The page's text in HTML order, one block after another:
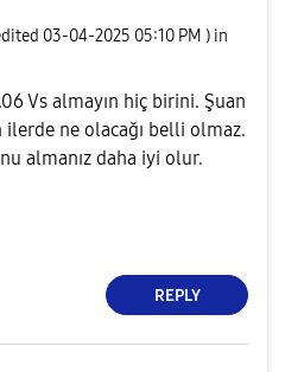
‎03-04-2025 05:10 PM ) in
Vs almayın hiç birini. Şuan
ne olacağı belli olmaz.
almanız daha iyi olur.
REPLY